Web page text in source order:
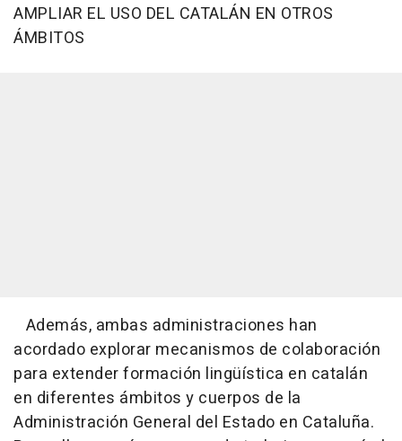
AMPLIAR EL USO DEL CATALÁN EN OTROS
ÁMBITOS
Además, ambas administraciones han
acordado explorar mecanismos de colaboración
para extender formación lingüística en catalán
en diferentes ámbitos y cuerpos de la
Administración General del Estado en Cataluña.